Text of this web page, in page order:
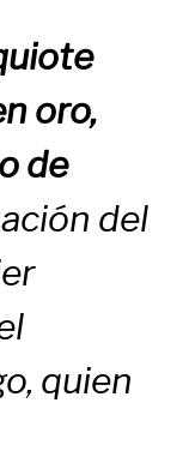
oro,
de
del
quien